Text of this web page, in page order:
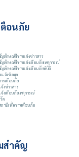
ตือนภัย
ลักษณ์สีการแจ้งข่าวสาร
ลักษณ์สีการแจ้งเตือนภัยเหตุการณ์
ญลักษณ์สีการแจ้งเตือนภัยพิบัติ
แจ้งข้อมูล
รเตือนภัย
งข่าวสาร
งเตือนภัยเหตุการณ์
ด
านีเพื่อการเตือนภัย
สำคัญ